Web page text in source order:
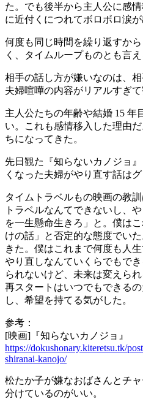
た。でも後半から主人公に感
に近付くにつれてボロボロ涙が
何度も同じ時間を繰り返すか
く、タイムループものとも言え
相手の話し方が嫌いなのは、
夫婦喧嘩の内容がリアルすぎて
主人公たちの年齢や結婚 15 年
い。これも感情移入した理由
ちになってきた。
先日観た『知らないカノジョ
くなった夫婦がやり直す話はグ
タイムトラベルもの映画の教
トラベルなんてできないし、
を一生懸命生きろ」と。僕は
けの話」と否定的な態度でい
きた。僕はこれまで何度も人
やり直しなんていくらでもで
られないけど、未来は変えら
再スタートはいつでもできる
し、希望を持てる気がした。
参考：
[映画]『知らないカノジョ』
https://dokushonary.kiteretsu.tk/
shiranai-kanojo/
松たか子が嫌なおばさんとチ
分けているのがいい。